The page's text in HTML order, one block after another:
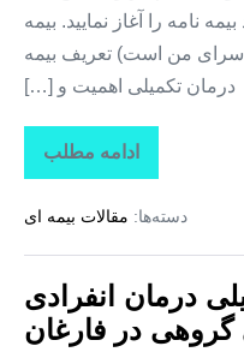
نامه را آغاز نمایید. بیمه
سرای من است) تعریف بیمه
درمان تکمیلی اهمیت و […]
ادامه مطلب
تاراز
بیمه
بیمه
درمان
+
بیمه
درمان
تکمیلی
دسته‌ها: مقالات بیمه ای
درمان انفرادی
گروهی در فارغان